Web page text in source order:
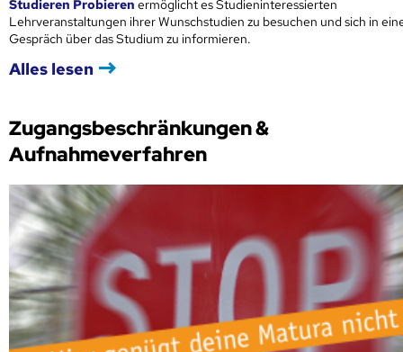
Studieren Probieren ermöglicht es Studieninteressierten
Lehrveranstaltungen ihrer Wunschstudien zu besuchen und sich in
Gespräch über das Studium zu informieren.
Alles lesen
Zugangsbeschränkungen &
Aufnahmeverfahren